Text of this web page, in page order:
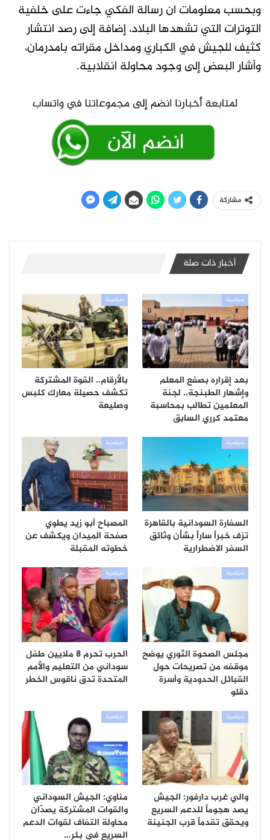
وبحسب معلومات ان رسالة الفكي جاءت على خلفية
التوترات التي تشهدها البلاد، إضافة إلى رصد انتشار
كثيف للجيش في الكباري ومداخل مقراته بامدرمان،
وأشار البعض إلى وجود محاولة انقلابية.
مشاركة
أخبار ذات صلة
سياسية
بعد إقراره بصفع المعلم
وإشهار الطبنجة.. لجنة
المعلمين تطالب بمحاسبة
معتمد كرري السابق
سياسية
بالأرقام.. القوة المشتركة
تكشف حصيلة معارك كلبس
وصليعة
سياسية
السفارة السودانية بالقاهرة
تزف خبراً ساراً بشأن وثائق
السفر الاضطرارية
سياسية
المصباح أبو زيد يطوي
صفحة الميدان ويكشف عن
خطوته المقبلة
سياسية
مجلس الصحوة الثوري يوضح
موقفه من تصريحات حول
القبائل الحدودية وأسرة
دقلو
سياسية
الحرب تحرم 8 ملايين طفل
سوداني من التعليم والأمم
المتحدة تدق ناقوس الخطر
سياسية
والي غرب دارفور: الجيش
يصد هجوماً للدعم السريع
ويحقق تقدماً قرب الجنينة
سياسية
مناوي: الجيش السوداني
والقوات المشتركة يصدّان
محاولة التفاف لقوات الدعم
السريع في بئر…